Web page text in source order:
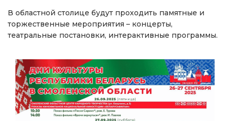
В областной столице будут проходить памятные и
торжественные мероприятия – концерты,
театральные постановки, интерактивные программы.